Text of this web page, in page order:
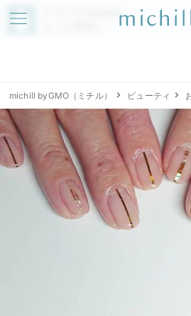
アプリでmichillが
michill byGMO（ミチル） ビューティ